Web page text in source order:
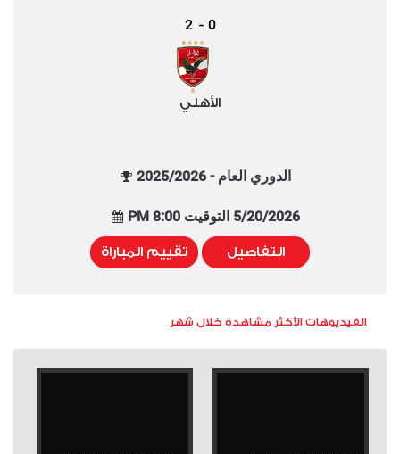
0
-
2
الأهلي
الدوري العام - 2025/2026
5/20/2026 التوقيت 8:00 PM
التفاصيل تقييم المباراة
الفيديوهات الأكثر مشاهدة خلال شهر